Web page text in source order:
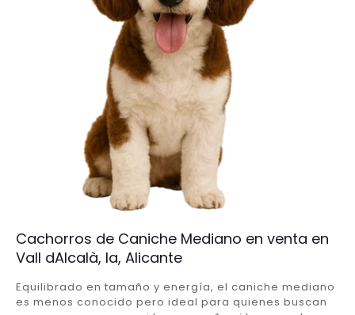
Cachorros de Caniche Mediano en venta en
Vall dAlcalà, la, Alicante
Equilibrado en tamaño y energía, el caniche mediano
es menos conocido pero ideal para quienes buscan